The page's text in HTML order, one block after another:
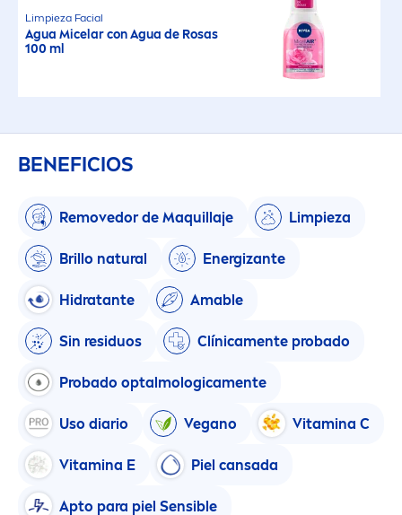
Limpieza Facial
Agua Micelar con Agua de Rosas
100 ml
BENEFICIOS
Removedor de Maquillaje Limpieza
Brillo natural Energizante
Hidratante Amable
Sin residuos Clínicamente probado
Probado optalmologicamente
Uso diario Vegano Vitamina C
Vitamina E Piel cansada
Apto para piel Sensible